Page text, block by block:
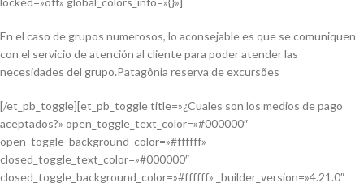
En el caso de grupos numerosos, lo aconsejable es que se comuniquen
con el servicio de atención al cliente para poder atender las
necesidades del grupo.Patagônia reserva de excursões
[/et_pb_toggle][et_pb_toggle title=»¿Cuales son los medios de pago
aceptados?» open_toggle_text_color=»#000000″
open_toggle_background_color=»#ffffff»
closed_toggle_text_color=»#000000″
closed_toggle_background_color=»#ffffff» _builder_version=»4.21.0″